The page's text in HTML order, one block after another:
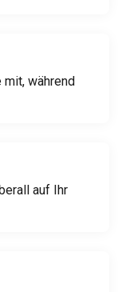
mit, während
auf Ihr